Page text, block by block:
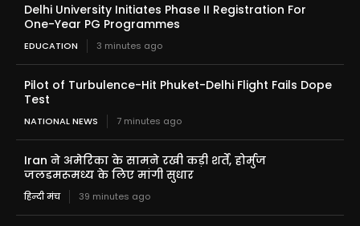
Delhi University Initiates Phase II Registration For
One-Year PG Programmes
EDUCATION 3 minutes ago
Pilot of Turbulence-Hit Phuket-Delhi Flight Fails Dope
Test
NATIONAL NEWS 7 minutes ago
Iran ने अमेरिका के सामने रखी कड़ी शर्तें, होर्मुज
जलडमरूमध्य के लिए मांगी सुधार
हिन्दी मंच 39 minutes ago